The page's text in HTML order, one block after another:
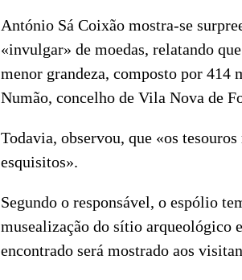
António Sá Coixão mostra-se
«invulgar» de moedas, relatando
menor grandeza, composto por 414
Numão, concelho de Vila Nova de
Todavia, observou, que «os
esquisitos».
Segundo o responsável, o espólio
musealização do sítio arqueológico
encontrado será mostrado aos